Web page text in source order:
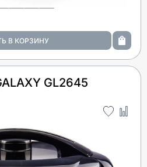
GL2645